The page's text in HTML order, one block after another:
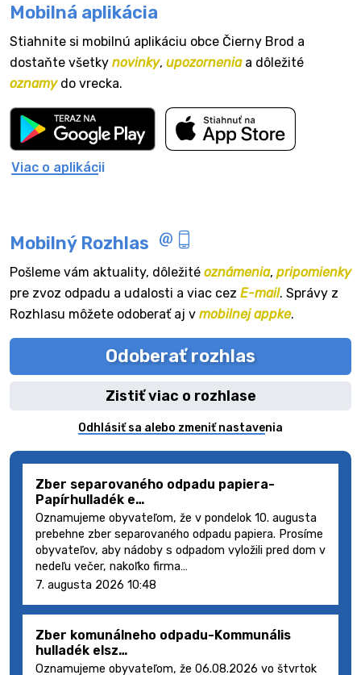
Mobilná aplikácia
Stiahnite si mobilnú aplikáciu obce Čierny Brod a
dostaňte všetky novinky, upozorneniaa dôležité
oznamydo vrecka.
Viac o aplikácii
Mobilný Rozhlas
Pošleme vám aktuality, dôležité oznámenia, pripomienky
pre zvoz odpadu a udalosti a viac cez E-mail. Správy z
Rozhlasu môžete odoberať aj v mobilnej appke.
Odoberať rozhlas
Zistiť viac o rozhlase
Odhlásiť sa alebo zmeniť nastavenia
Zber separovaného odpadu papiera-
Papírhulladék e…
Oznamujeme obyvateľom, že v pondelok 10. augusta
prebehne zber separovaného odpadu papiera. Prosíme
obyvateľov, aby nádoby s odpadom vyložili pred dom v
nedeľu večer, nakoľko firma…
7. augusta 2026 10:48
Zber komunálneho odpadu-Kommunális
hulladék elsz…
Oznamujeme obyvateľom, že 06.08.2026 vo štvrtok